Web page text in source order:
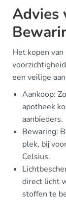
Advies
Het kopen
een veilige
Aankoop:
apotheek
aanbieders.
Bewaring:
plek, bij
Celsius.
direct licht
stoffen te